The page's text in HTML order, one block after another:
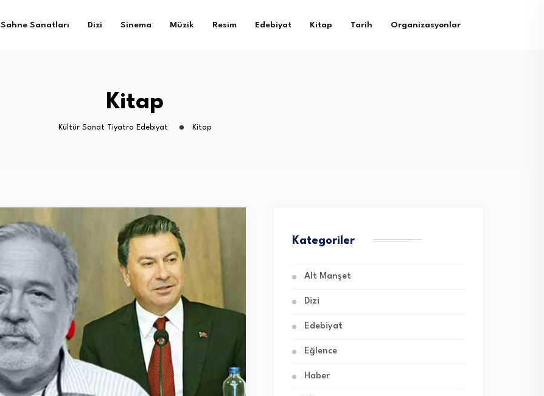
Sahne Sanatları Dizi Sinema Müzik Resim Edebiyat Kitap Tarih Organizasyonlar
Kitap
Kültür Sanat Tiyatro Edebiyat Kitap
Kategoriler
Alt Manşet
Dizi
Edebiyat
Eğlence
Haber